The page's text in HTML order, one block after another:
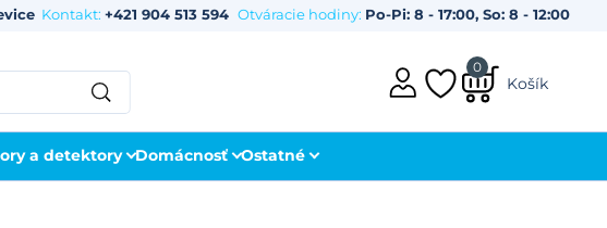
Kontakt:+421 904 513 594Otváracie hodiny: Po-Pi: 8 - 17:00, So: 8 - 12:00
0
Košík
a detektory Domácnosť Ostatné